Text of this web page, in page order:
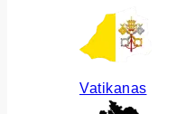
Vatikanas